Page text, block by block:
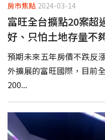
房市焦點 2024-03-14
富旺全台擴點20案超
好、只怕土地存量不
預期未來五年房價不跌反
外擴展的富旺國際，目前
200...